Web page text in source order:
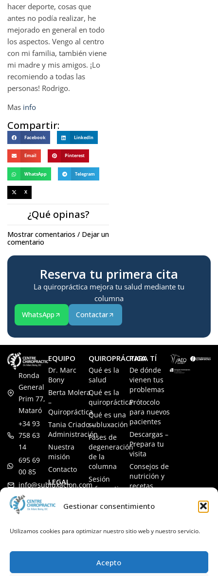
Gestionar consentimiento
Utilizamos cookies para optimizar nuestro sitio web y nuestro servicio.
Acepto
hacer deporte, cosas que
antes no podía realizar, he
mejorado en general en todo
los aspectos. Vengo al centro
con mi familia, también viene
mi madre y mis amigos. ¡Lo
recomiendo a todas las
personas! Rodrigo.
Mas info
Compartir:
Facebook LinkedIn
Email Pinterest
WhatsApp Telegram
X
¿Qué opinas?
Mostrar comentarios / Dejar un
comentario
Reserva tu primera cita
La quiropráctica mejora tu salud mediante tu
columna
WhatsApp Contactar
Ronda
General
Prim 77,
Mataró
+34 93
758 63
14
695 69
00 85
info@subluxacion.com
EQUIPO
Dr. Marc
Bony
Berta Molera
–
Quiropráctica
Tania Criado –
Administración
Nuestra
misión
Contacto
LEGAL
Política de
Política de
QUIROPRÁCTICA
Qué es la
salud
Qué es la
quiropráctica
Qué es una
subluxación
Fases de
degeneración
de la
columna
Sesión
informativa
Quiropráctica
para familias
para
para
PARA TÍ
De dónde
vienen tus
problemas
Prótocolo
para nuevos
pacientes
Descargas –
Prepara tu
visita
Consejos de
nutrición y
recetas
frecuentes